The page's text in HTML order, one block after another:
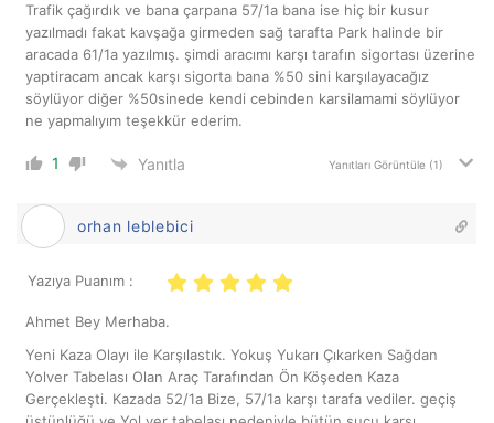
Trafik çağırdık ve bana çarpana 57/1a bana ise hiç bir kusur
yazılmadı fakat kavşağa girmeden sağ tarafta Park halinde bir
aracada 61/1a yazılmış. şimdi aracımı karşı tarafın sigortası üzerine
yaptiracam ancak karşı sigorta bana %50 sini karşılayacağız
söylüyor diğer %50sinede kendi cebinden karsilamami söylüyor
ne yapmalıyım teşekkür ederim.
1 Yanıtla Yanıtları Görüntüle (1)
orhan leblebici
Yazıya Puanım :
Ahmet Bey Merhaba.
Yeni Kaza Olayı ile Karşılastık. Yokuş Yukarı Çıkarken Sağdan
Yolver Tabelası Olan Araç Tarafından Ön Köşeden Kaza
Gerçekleşti. Kazada 52/1a Bize, 57/1a karşı tarafa vediler. geçiş